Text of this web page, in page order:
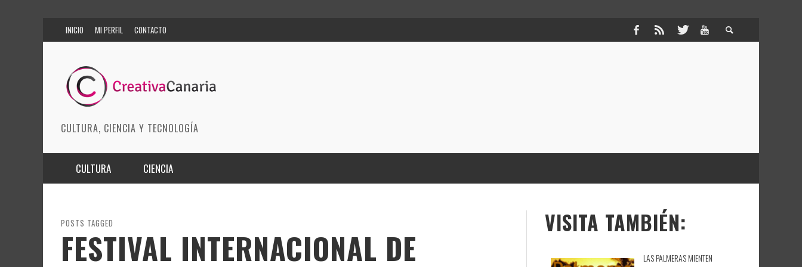
INICIO MI PERFIL CONTACTO
CULTURA, CIENCIA Y TECNOLOGÍA
CULTURA
ARTES ESCÉNICAS
MODA
CIENCIA
INNOVACIÓN
CIENCIAS DE LA TIERRA
POSTS TAGGED
FESTIVAL INTERNACIONAL DE
VISITA TAMBIÉN:
LAS PALMERAS MIENTEN